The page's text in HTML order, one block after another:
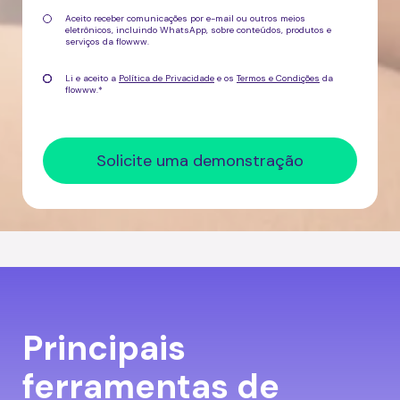
Aceito receber comunicações por e-mail ou outros meios
eletrônicos, incluindo WhatsApp, sobre conteúdos, produtos e
serviços da flowww.
Li e aceito a Política de Privacidade e os Termos e Condições da
flowww.*
Principais
ferramentas de